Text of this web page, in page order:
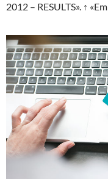
2012 – RESULTS». ↑